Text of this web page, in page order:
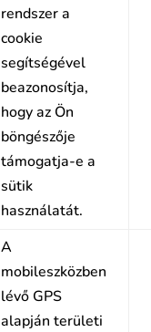
rendszer a
cookie
segítségével
beazonosítja,
hogy az Ön
böngészője
támogatja-e a
sütik
használatát.
A
mobileszközben
lévő GPS
alapján területi